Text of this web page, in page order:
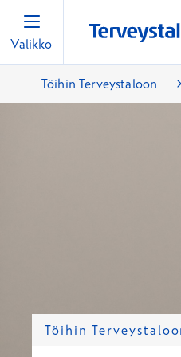
Valikko
Töihin Terveystaloon
Töihin